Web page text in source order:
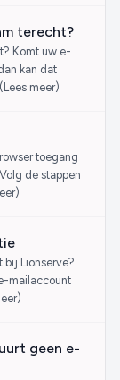
terecht?
Komt uw e-
kan dat
meer)
toegang
de stappen
bij Lionserve?
mailaccount
geen e-